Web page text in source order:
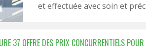
et effectuée avec soin et
37 OFFRE DES PRIX CONCURRENTIELS